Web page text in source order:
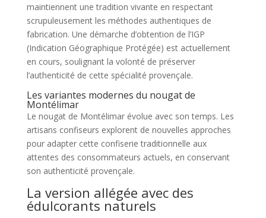
maintiennent une tradition vivante en respectant
scrupuleusement les méthodes authentiques de
fabrication. Une démarche d’obtention de l’IGP
(Indication Géographique Protégée) est actuellement
en cours, soulignant la volonté de préserver
l’authenticité de cette spécialité provençale.
Les variantes modernes du nougat de
Montélimar
Le nougat de Montélimar évolue avec son temps. Les
artisans confiseurs explorent de nouvelles approches
pour adapter cette confiserie traditionnelle aux
attentes des consommateurs actuels, en conservant
son authenticité provençale.
La version allégée avec des
édulcorants naturels